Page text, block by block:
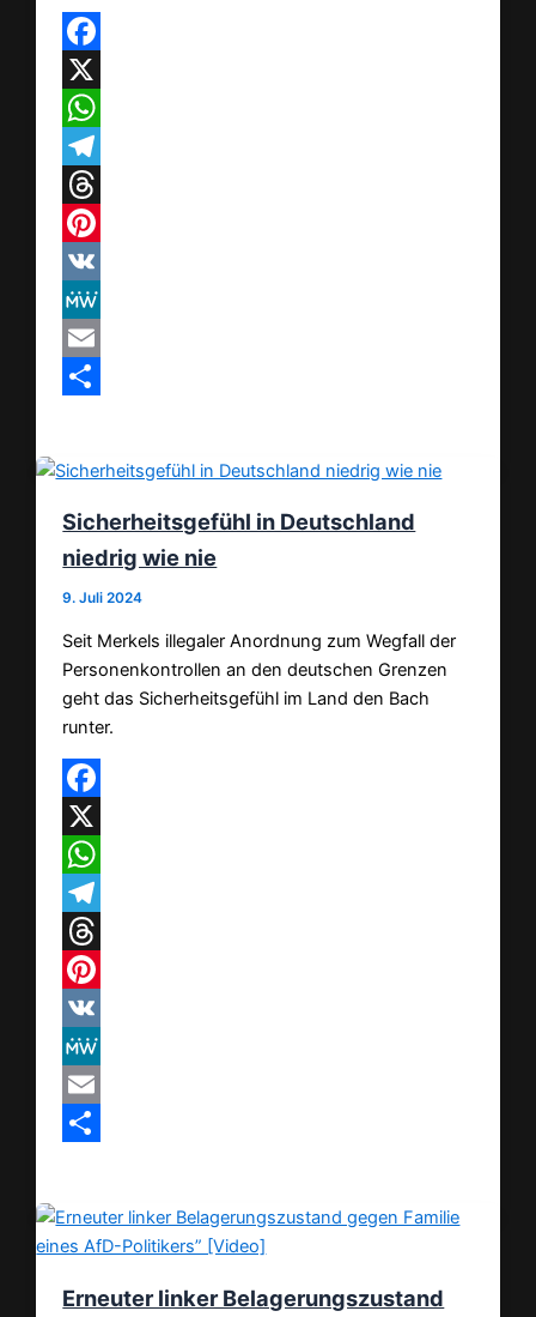
Facebook
X
WhatsApp
Telegram
Threads
Pinterest
VK
MeWe
Email
Sicherheitsgefühl in Deutschland
niedrig wie nie
9. Juli 2024
Seit Merkels illegaler Anordnung zum Wegfall der
Personenkontrollen an den deutschen Grenzen
geht das Sicherheitsgefühl im Land den Bach
runter.
Facebook
X
WhatsApp
Telegram
Threads
Pinterest
VK
MeWe
Email
Erneuter linker Belagerungszustand